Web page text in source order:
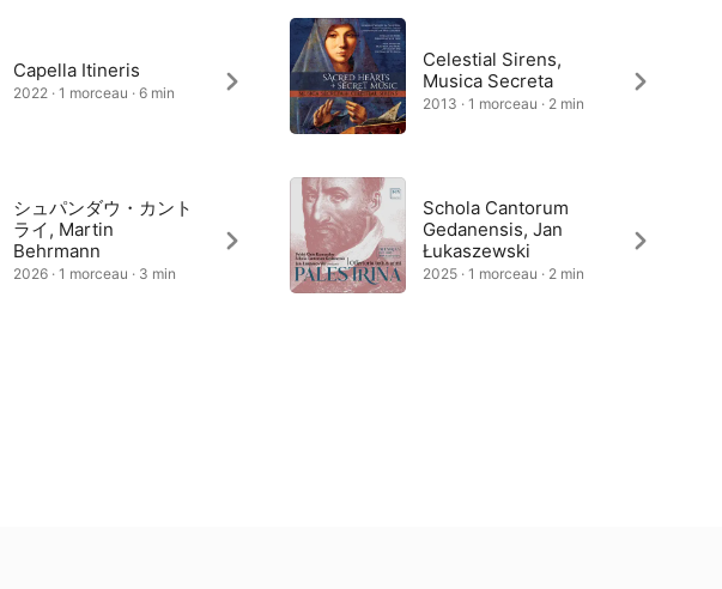
Capella Itineris
2022 · 1 morceau · 6 min
シュパンダウ・カント
ライ, Martin
Behrmann
2026 · 1 morceau · 3 min
Celestial Sirens,
Musica Secreta
2013 · 1 morceau · 2 min
Schola Cantorum
Gedanensis, Jan
Łukaszewski
2025 · 1 morceau · 2 min